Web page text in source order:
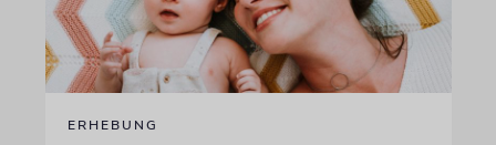
ERHEBUNG